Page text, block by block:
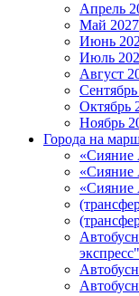
Апрель
Май 2027
Июнь
Июль
Август
Октябрь
Ноябрь
Города на
«Сияние
«Сияние
«Сияние
экспресс"